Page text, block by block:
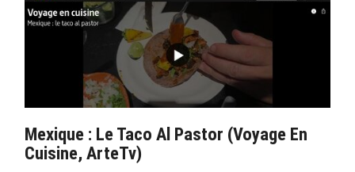
Mexique : Le Taco Al Pastor (Voyage En
Cuisine, ArteTv)